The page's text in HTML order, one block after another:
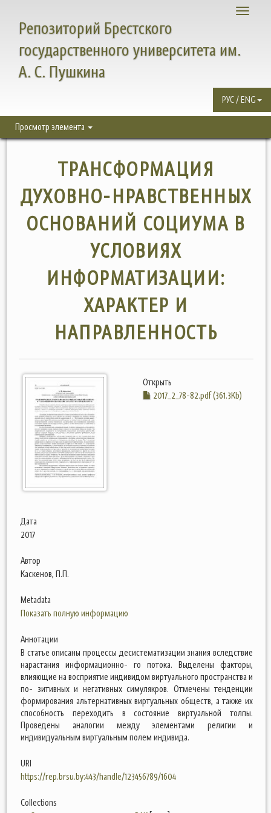
Toggle
Репозиторий Брестского
государственного университета им.
А. С. Пушкина
РУС / ENG
Просмотр элемента
ТРАНСФОРМАЦИЯ
ДУХОВНО-НРАВСТВЕННЫХ
ОСНОВАНИЙ СОЦИУМА В
УСЛОВИЯХ
ИНФОРМАТИЗАЦИИ:
ХАРАКТЕР И
НАПРАВЛЕННОСТЬ
Открыть
2017_2_78-82.pdf (361.3Kb)
Дата
2017
Автор
Каскенов, П.П.
Metadata
Показать полную информацию
Аннотации
В статье описаны процессы десистематизации знания вследствие
нарастания информационно- го потока. Выделены факторы,
влияющие на восприятие индивидом виртуального пространства и
по- зитивных и негативных симулякров. Отмечены тенденции
формирования альтернативных виртуальных обществ, а также их
способность переходить в состояние виртуальной толпы.
Проведены аналогии между элементами религии и
индивидуальным виртуальным полем индивида.
URI
https://rep.brsu.by:443/handle/123456789/1604
Collections